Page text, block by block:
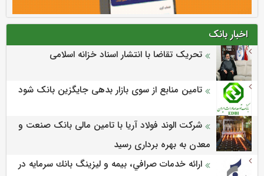
اخبار بانک
تحریک تقاضا با انتشار اسناد خزانه اسلامی
تامین منابع از سوی بازار بدهی جایگزین بانک شود
شرکت الوند فولاد آریا با تامین مالی بانک صنعت و
معدن به بهره برداری رسید
ارائه خدمات صرافي، بيمه و ليزينگ بانك سرمايه در